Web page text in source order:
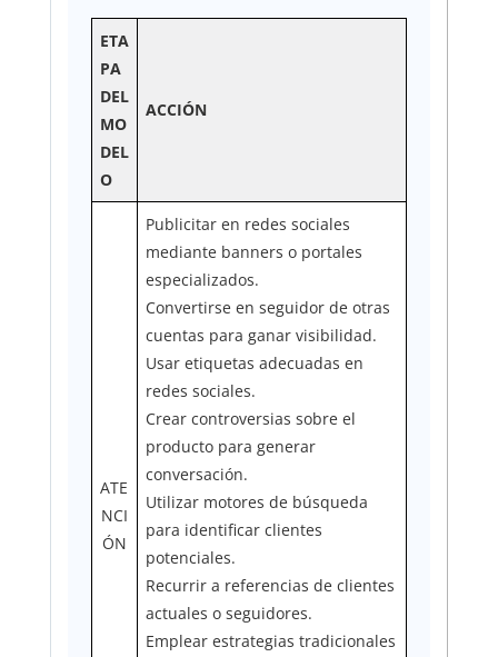
ETA
PA
DEL
MO
DEL
O
ACCIÓN
ATE
NCI
ÓN
Publicitar en redes sociales
mediante banners o portales
especializados.
Convertirse en seguidor de otras
cuentas para ganar visibilidad.
Usar etiquetas adecuadas en
redes sociales.
Crear controversias sobre el
producto para generar
conversación.
Utilizar motores de búsqueda
para identificar clientes
potenciales.
Recurrir a referencias de clientes
actuales o seguidores.
Emplear estrategias tradicionales